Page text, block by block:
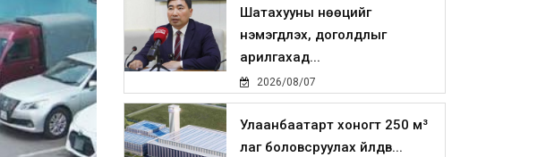
Шатахууны нөөцийг
нэмэгдүүлэх, доголдлыг
арилгахад...
2026/08/07
Улаанбаатарт хоногт 250 м³
лаг боловсруулах үйлдв...